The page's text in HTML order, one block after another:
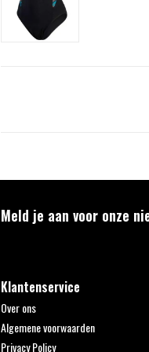
Meld je aan voor onze
Klantenservice
Over ons
Algemene voorwaarden
Privacy Policy